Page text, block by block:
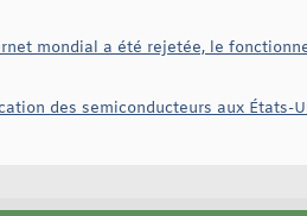
mondial a été rejetée, le
des semiconducteurs aux États-